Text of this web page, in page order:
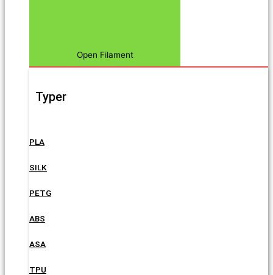
Open Filament
Typer
PLA
SILK
PETG
ABS
ASA
TPU